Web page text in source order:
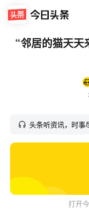
“邻居的猫天天
头条听资讯，时事
打开